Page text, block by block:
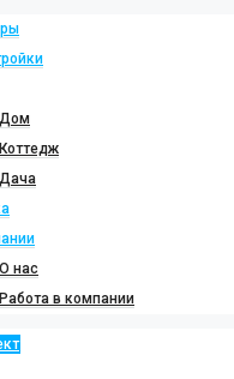
Дом
Коттедж
Дача
О нас
Работа в компании